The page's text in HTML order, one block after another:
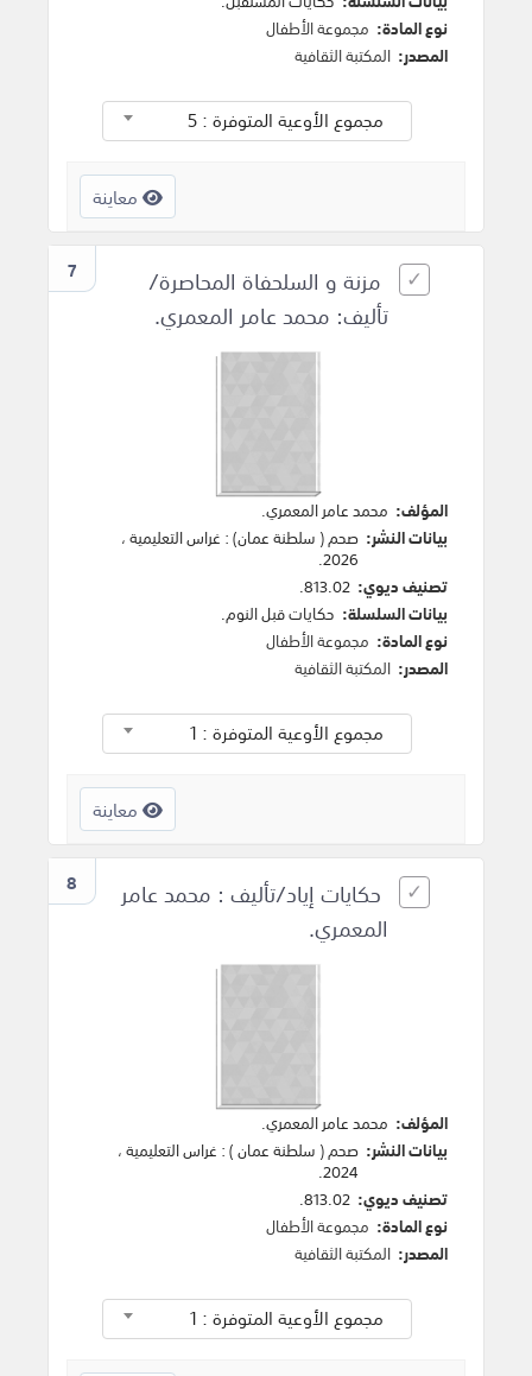
نوع المادة: مجموعة الأطفال
المصدر: المكتبة الثقافية
مجموع الأوعية المتوفرة : 5
معاينة
7
مزنة و السلحفاة المحاصرة/
تأليف: محمد عامر المعمري.
المؤلف: محمد عامر المعمري.
بيانات النشر: صحم ( سلطنة عمان): غراس التعليمية،
2026
.
تصنيف ديوي: 813.02.
بيانات السلسلة: حكايات قبل النوم.
نوع المادة: مجموعة الأطفال
المصدر: المكتبة الثقافية
مجموع الأوعية المتوفرة : 1
معاينة
8
حكايات إياد/تأليف : محمد عامر
المعمري.
المؤلف: محمد عامر المعمري.
بيانات النشر: صحم ( سلطنة عمان ): غراس التعليمية،
2024
.
تصنيف ديوي: 813.02.
نوع المادة: مجموعة الأطفال
المصدر: المكتبة الثقافية
مجموع الأوعية المتوفرة : 1